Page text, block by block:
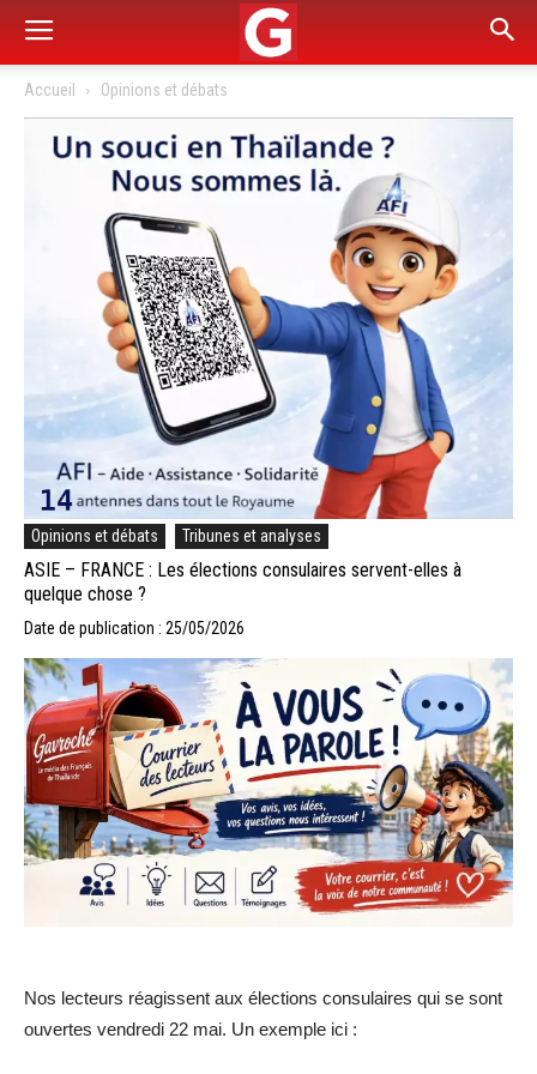
Accueil Opinions et débats
Opinions et débats Tribunes et analyses
ASIE – FRANCE : Les élections consulaires servent-elles à
quelque chose ?
Date de publication : 25/05/2026
Nos lecteurs réagissent aux élections consulaires qui se sont
ouvertes vendredi 22 mai. Un exemple ici :